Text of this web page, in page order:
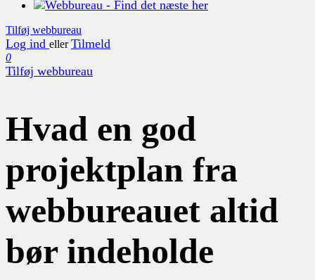
Tilføj webbureau
Log ind eller Tilmeld
0
Tilføj webbureau
Hvad en god
projektplan fra
webbureauet altid
bør indeholde